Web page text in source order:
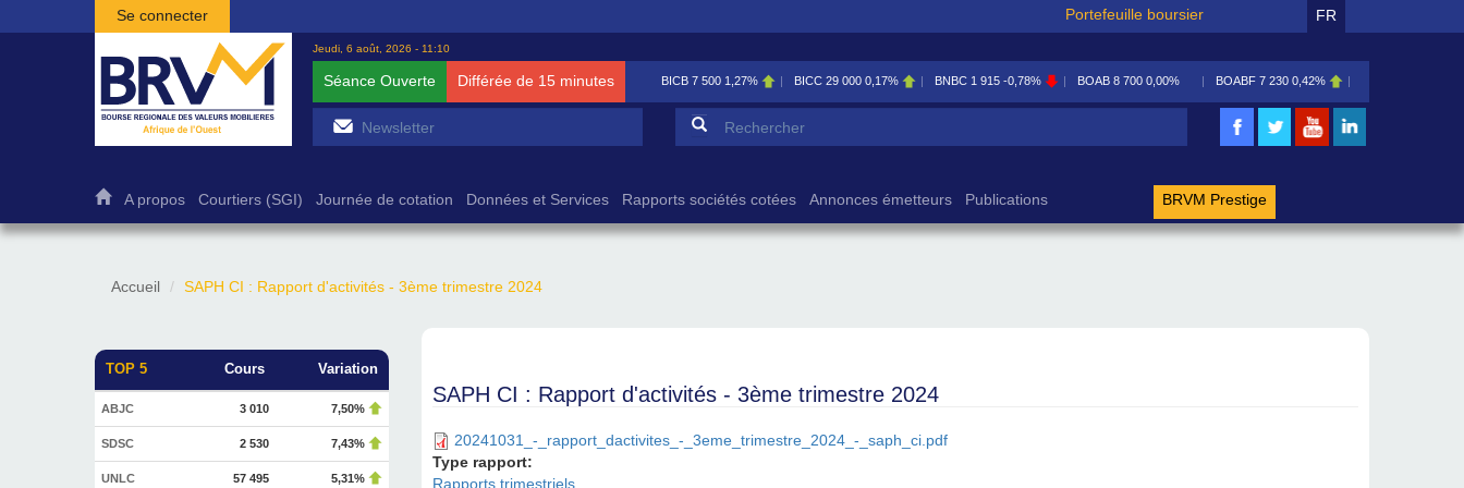
Aller au contenu principal
Se connecter Portefeuille boursier FR
Jeudi, 6 août, 2026 - 11:10
Séance Ouverte Différée de 15 minutes BICB 7 500 1,27% BICC 29 000 0,17% BNBC 1 915 -0,78% BOAB 8 700 0,00% BOABF 7 230 0,42%
Formulaire de recherche
A propos Courtiers (SGI) Journée de cotation Données et Services Rapports sociétés cotées Annonces émetteurs Publications BRVM Prestige
Accueil SAPH CI : Rapport d'activités - 3ème trimestre 2024
TOP 5 Cours Variation
ABJC 3 010 7,50%
SDSC 2 530 7,43%
UNLC 57 495 5,31%
SAPH CI : Rapport d'activités - 3ème trimestre 2024
20241031_-_rapport_dactivites_-_3eme_trimestre_2024_-_saph_ci.pdf
Type rapport:
Rapports trimestriels